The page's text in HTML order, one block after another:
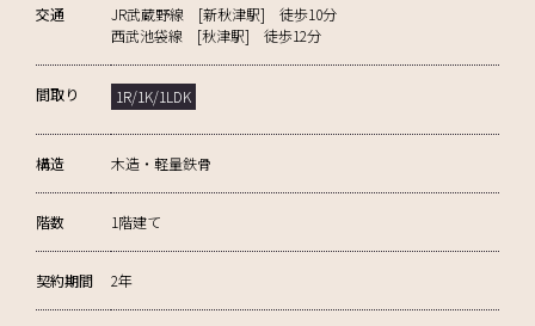
交通
JR武蔵野線 [新秋津駅] 徒歩10分
西武池袋線 [秋津駅] 徒歩12分
間取り 1R/1K/1LDK
構造 木造・軽量鉄骨
階数 1階建て
契約期間 2年